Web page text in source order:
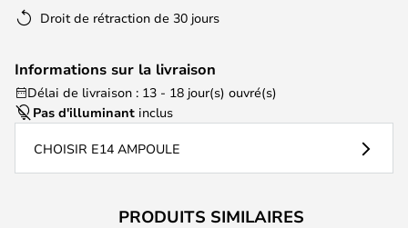
Droit de rétraction de 30 jours
Informations sur la livraison
Délai de livraison : 13 - 18 jour(s) ouvré(s)
Pas d'illuminant inclus
CHOISIR E14 AMPOULE
PRODUITS SIMILAIRES